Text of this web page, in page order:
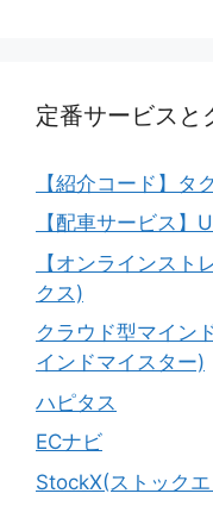
定番サービスと
【紹介コード】
【配車サービス】
【オンラインス
クス)
クラウド型マイン
インドマイスター)
ハピタス
ECナビ
StockX(ストック